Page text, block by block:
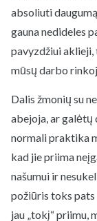
absoliuti
gauna nedideles
pavyzdžiui
mūsų darbo
Dalis žmonių su
abejoja, ar
normali praktika
kad jie priima
našumui ir
požiūris toks pats
jau „tokį“ priimu,